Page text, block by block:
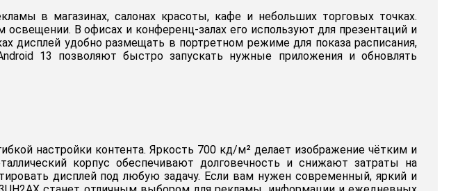
в магазинах, салонах красоты, кафе и небольших торговых точках.
В офисах и конференц-залах его используют для презентаций и
дисплей удобно размещать в портретном режиме для показа расписания,
13 позволяют быстро запускать нужные приложения и обновлять
настройки контента. Яркость 700 кд/м² делает изображение чётким и
корпус обеспечивают долговечность и снижают затраты на
дисплей под любую задачу. Если вам нужен современный, яркий и